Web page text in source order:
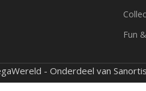
Fun
- Onderdeel van Sanortis